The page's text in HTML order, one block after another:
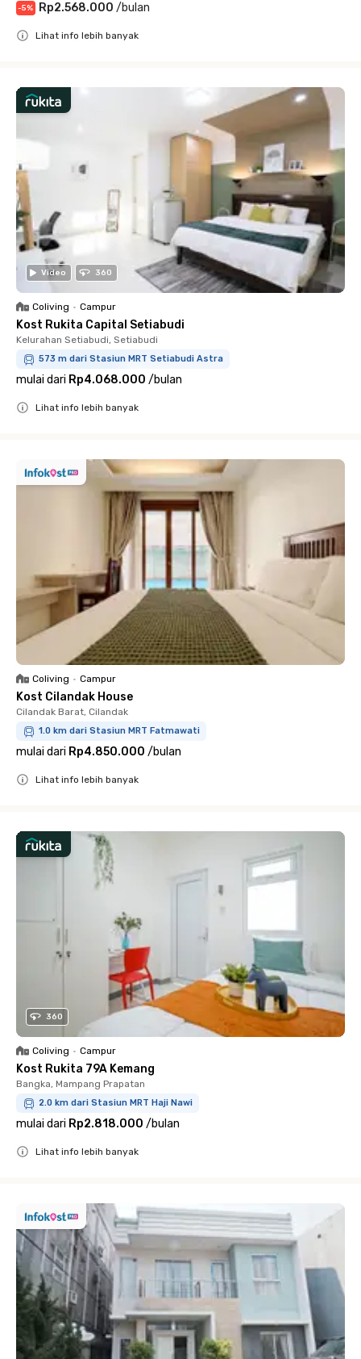
-5% Rp2.568.000 /bulan
Lihat info lebih banyak
Video 360
Coliving • Campur
Kost Rukita Capital Setiabudi
Kelurahan Setiabudi, Setiabudi
573 m dari Stasiun MRT Setiabudi Astra
mulai dari Rp4.068.000 /bulan
Lihat info lebih banyak
Coliving • Campur
Kost Cilandak House
Cilandak Barat, Cilandak
1.0 km dari Stasiun MRT Fatmawati
mulai dari Rp4.850.000 /bulan
Lihat info lebih banyak
360
Coliving • Campur
Kost Rukita 79A Kemang
Bangka, Mampang Prapatan
2.0 km dari Stasiun MRT Haji Nawi
mulai dari Rp2.818.000 /bulan
Lihat info lebih banyak